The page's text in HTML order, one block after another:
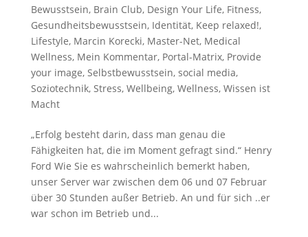
Bewusstsein, Brain Club, Design Your Life, Fitness,
Gesundheitsbewusstsein, Identität, Keep relaxed!,
Lifestyle, Marcin Korecki, Master-Net, Medical
Wellness, Mein Kommentar, Portal-Matrix, Provide
your image, Selbstbewusstsein, social media,
Soziotechnik, Stress, Wellbeing, Wellness, Wissen ist
Macht
„Erfolg besteht darin, dass man genau die
Fähigkeiten hat, die im Moment gefragt sind.“ Henry
Ford Wie Sie es wahrscheinlich bemerkt haben,
unser Server war zwischen dem 06 und 07 Februar
über 30 Stunden außer Betrieb. An und für sich ..er
war schon im Betrieb und...